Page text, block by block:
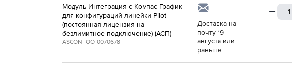
Модуль Интеграция с Компaс-График
для конфигураций линейки Pilot
(постоянная лицензия на
безлимитное подключение) (АСП)
ASCON_ОО-0070678
Доставка на
почту 19
августа или
раньше